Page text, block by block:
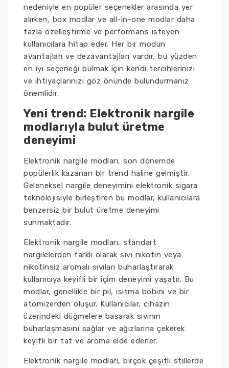
nedeniyle en popüler seçenekler arasında yer
alırken, box modlar ve all-in-one modlar daha
fazla özelleştirme ve performans isteyen
kullanıcılara hitap eder. Her bir modun
avantajları ve dezavantajları vardır, bu yüzden
en iyi seçeneği bulmak için kendi tercihlerinizi
ve ihtiyaçlarınızı göz önünde bulundurmanız
önemlidir.
Yeni trend: Elektronik nargile
modlarıyla bulut üretme
deneyimi
Elektronik nargile modları, son dönemde
popülerlik kazanan bir trend haline gelmiştir.
Geleneksel nargile deneyimini elektronik sigara
teknolojisiyle birleştiren bu modlar, kullanıcılara
benzersiz bir bulut üretme deneyimi
sunmaktadır.
Elektronik nargile modları, standart
nargilelerden farklı olarak sıvı nikotin veya
nikotinsiz aromalı sıvıları buharlaştırarak
kullanıcıya keyifli bir içim deneyimi yaşatır. Bu
modlar, genellikle bir pil, ısıtma bobini ve bir
atomizerden oluşur. Kullanıcılar, cihazın
üzerindeki düğmelere basarak sıvının
buharlaşmasını sağlar ve ağızlarına çekerek
keyifli bir tat ve aroma elde ederler.
Elektronik nargile modları, birçok çeşitli stillerde